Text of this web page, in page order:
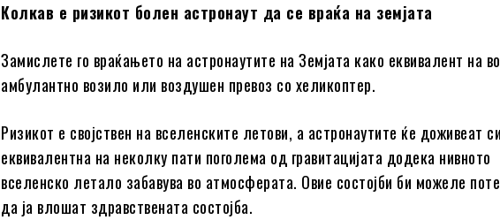
Колкав е ризикот болен астронаут да се враќа на земјата
Замислете го враќањето на астронаутите на Земјата како еквивалент на
амбулантно возило или воздушен превоз со хеликоптер.
Ризикот е својствен на вселенските летови, а астронаутите ќе доживеат
еквивалентна на неколку пати поголема од гравитацијата додека нивното
вселенско летало забавува во атмосферата. Овие состојби би можеле
да ја влошат здравствената состојба.